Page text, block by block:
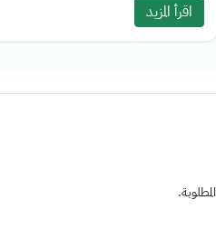
اقرأ المزيد